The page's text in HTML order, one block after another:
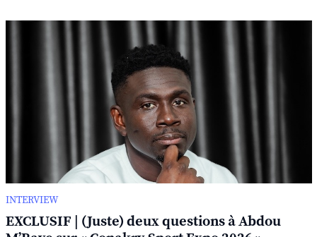
INTERVIEW
EXCLUSIF | (Juste) deux questions à Abdou